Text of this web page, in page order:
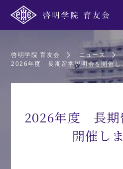
啓明学院 育友会 ニュース
2026年度 長期留学説明会を開催し
2026年度 長期
開催し